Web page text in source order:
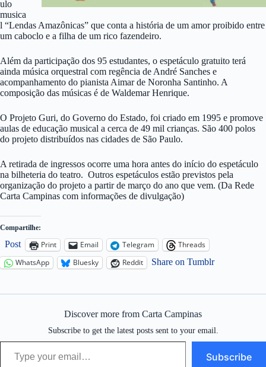
ulo
musica
l “Lendas Amazônicas” que conta a história de um amor proibido entre
um caboclo e a filha de um rico fazendeiro.
Além da participação dos 95 estudantes, o espetáculo gratuito terá
ainda música orquestral com regência de André Sanches e
acompanhamento do pianista Aimar de Noronha Santinho. A
composição das músicas é de Waldemar Henrique.
O Projeto Guri, do Governo do Estado, foi criado em 1995 e promove
aulas de educação musical a cerca de 49 mil crianças. São 400 polos
do projeto distribuídos nas cidades de São Paulo.
A retirada de ingressos ocorre uma hora antes do início do espetáculo
na bilheteria do teatro. Outros espetáculos estão previstos pela
organização do projeto a partir de março do ano que vem. (Da Rede
Carta Campinas com informações de divulgação)
Compartilhe:
Post Print Email Telegram
Threads
WhatsApp
Bluesky Reddit Share on Tumblr
Discover more from Carta Campinas
Subscribe to get the latest posts sent to your email.
Type your email…
Subscribe